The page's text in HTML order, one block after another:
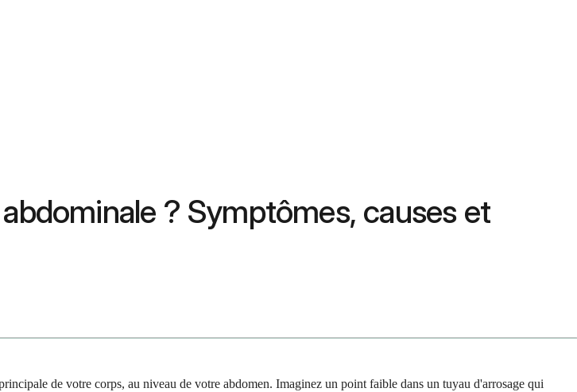
? Symptômes, causes et
de votre corps, au niveau de votre abdomen. Imaginez un point faible dans un tuyau d'arrosage qui